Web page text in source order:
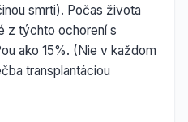
smrti). Počas života
z týchto ochorení s
ako 15%. (Nie v každom
transplantáciou